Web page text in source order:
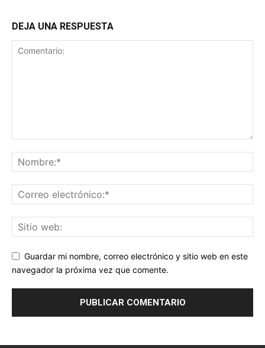
DEJA UNA RESPUESTA
Guardar mi nombre, correo electrónico y sitio web en este
navegador la próxima vez que comente.